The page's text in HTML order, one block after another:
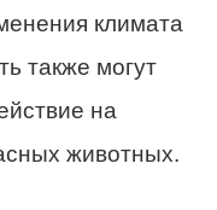
климата
также могут
на
животных.